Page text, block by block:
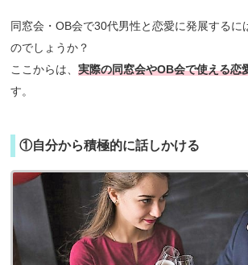
同窓会・OB会で30代男性と恋愛に発展するに
のでしょうか？
ここからは、実際の同窓会やOB会で使える恋
す。
①自分から積極的に話しかける